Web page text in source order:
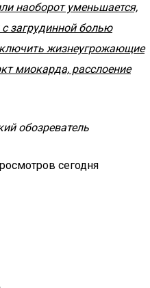
наоборот уменьшается,
загрудинной болью
жизнеугрожающие
миокарда, расслоение
обозреватель
сегодня